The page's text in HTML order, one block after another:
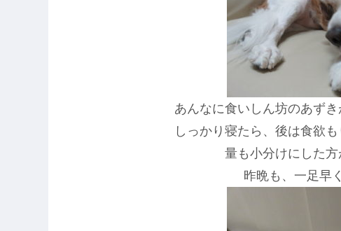
あんなに食いしん坊のあずき
しっかり寝たら、後は食欲
量も小分けにした方
昨晩も、一足早